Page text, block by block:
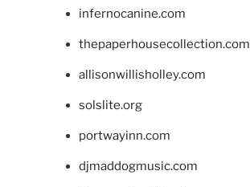
infernocanine.com
thepaperhousecollection.com
allisonwillisholley.com
solslite.org
portwayinn.com
djmaddogmusic.com